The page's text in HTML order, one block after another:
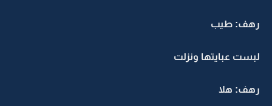
رهف: طيب
لبست عبايتها ونزلت
رهف: هلا